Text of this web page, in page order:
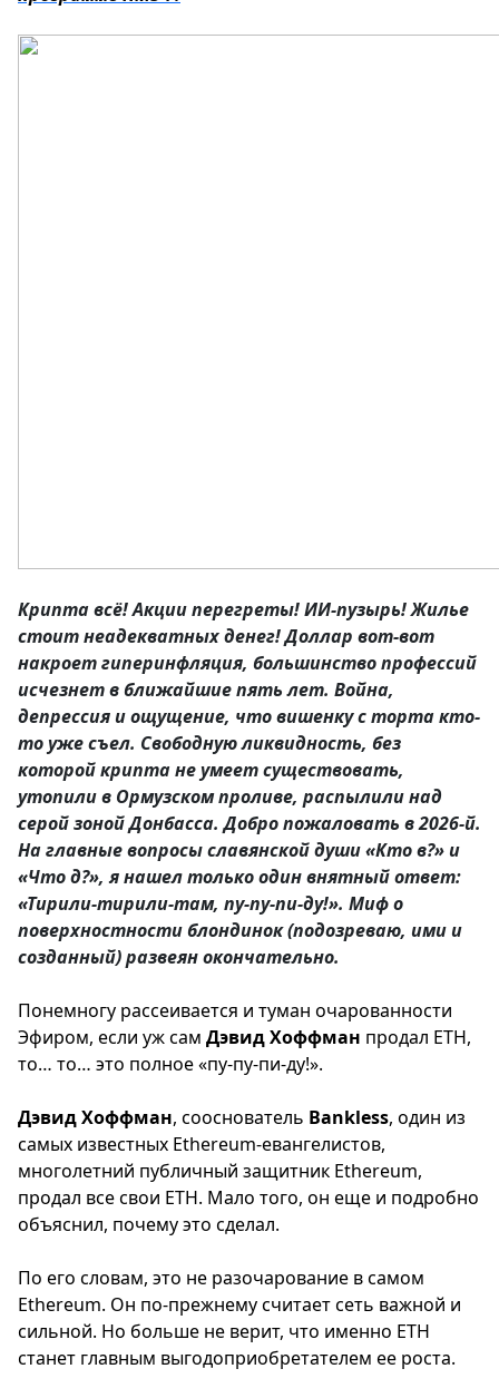
Крипта всё! Акции перегреты! ИИ-пузырь! Жилье
стоит неадекватных денег! Доллар вот-вот
накроет гиперинфляция, большинство профессий
исчезнет в ближайшие пять лет. Война,
депрессия и ощущение, что вишенку с торта кто-
то уже съел. Свободную ликвидность, без
которой крипта не умеет существовать,
утопили в Ормузском проливе, распылили над
серой зоной Донбасса. Добро пожаловать в 2026-й.
На главные вопросы славянской души «Кто в?» и
«Что д?», я нашел только один внятный ответ:
«Тирили-тирили-там, пу-пу-пи-ду!». Миф о
поверхностности блондинок (подозреваю, ими и
созданный) развеян окончательно.
Понемногу рассеивается и туман очарованности
Эфиром, если уж сам ДэвидХоффман продал ETH,
то… то… это полное «пу-пу-пи-ду!».
ДэвидХоффман, сооснователь Bankless, один из
самых известных Ethereum-евангелистов,
многолетний публичный защитник Ethereum,
продал все свои ETH. Мало того, он еще и подробно
объяснил, почему это сделал.
По его словам, это не разочарование в самом
Ethereum. Он по-прежнему считает сеть важной и
сильной. Но больше не верит, что именно ETH
станет главным выгодоприобретателем ее роста.